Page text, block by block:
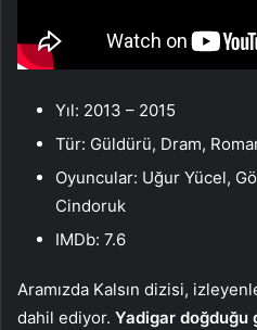
Yıl: 2013 – 2015
Tür: Güldürü, Dram,
Oyuncular: Uğur Yücel,
Cindoruk
IMDb: 7.6
Aramızda Kalsın dizisi,
dahil ediyor. Yadigar doğduğu